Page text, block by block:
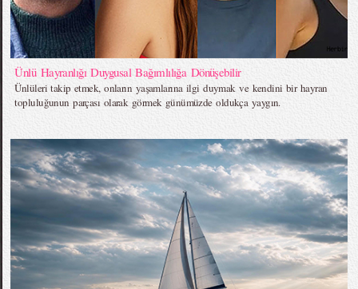
Ünlü Hayranlığı Duygusal Bağımlılığa Dönüşebilir
Ünlüleri takip etmek, onların yaşamlarına ilgi duymak ve kendini bir hayran
topluluğunun parçası olarak görmek günümüzde oldukça yaygın.